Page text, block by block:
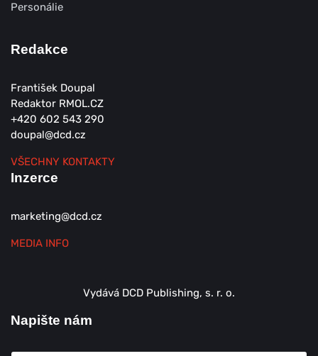
Personálie
Redakce
František Doupal
Redaktor RMOL.CZ
+420 602 543 290
doupal@dcd.cz
VŠECHNY KONTAKTY
Inzerce
marketing@dcd.cz
MEDIA INFO
Vydává DCD Publishing, s. r. o.
Napište nám